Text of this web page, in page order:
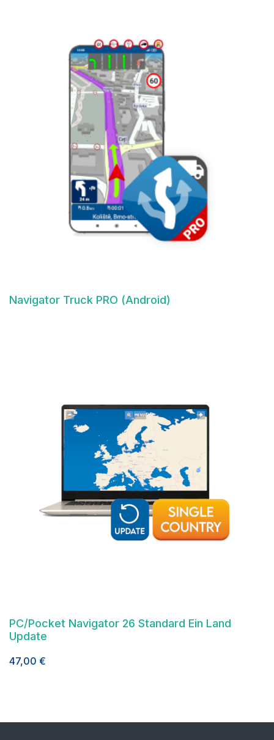
Navigator Truck PRO (Android)
PC/Pocket Navigator 26 Standard Ein Land
Update
47,00 €